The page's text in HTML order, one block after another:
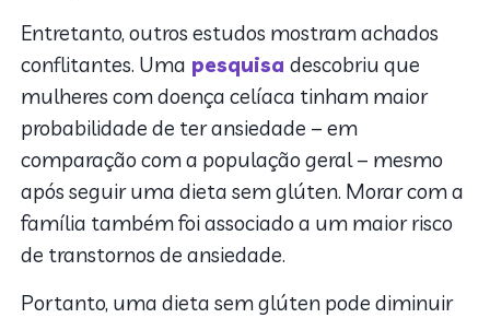
Entretanto, outros estudos mostram achados
conflitantes. Uma pesquisadescobriu que
mulheres com doença celíaca tinham maior
probabilidade de ter ansiedade – em
comparação com a população geral – mesmo
após seguir uma dieta sem glúten. Morar com a
família também foi associado a um maior risco
de transtornos de ansiedade.
Portanto, uma dieta sem glúten pode diminuir